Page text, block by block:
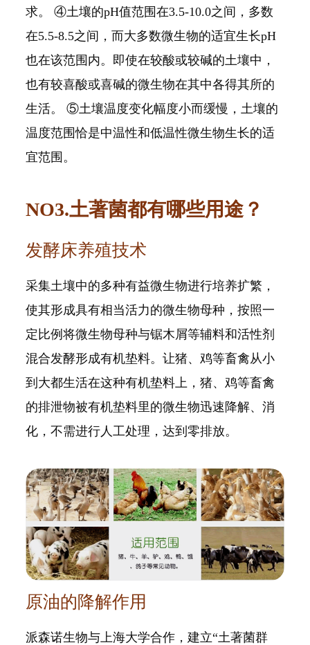
求。 ④土壤的pH值范围在3.5-10.0之间，多数
在5.5-8.5之间，而大多数微生物的适宜生长pH
也在该范围内。即使在较酸或较碱的土壤中，
也有较喜酸或喜碱的微生物在其中各得其所的
生活。 ⑤土壤温度变化幅度小而缓慢，土壤的
温度范围恰是中温性和低温性微生物生长的适
宜范围。
NO3.土著菌都有哪些用途？
发酵床养殖技术
采集土壤中的多种有益微生物进行培养扩繁，
使其形成具有相当活力的微生物母种，按照一
定比例将微生物母种与锯木屑等辅料和活性剂
混合发酵形成有机垫料。让猪、鸡等畜禽从小
到大都生活在这种有机垫料上，猪、鸡等畜禽
的排泄物被有机垫料里的微生物迅速降解、消
化，不需进行人工处理，达到零排放。
原油的降解作用
派森诺生物与上海大学合作，建立“土著菌群